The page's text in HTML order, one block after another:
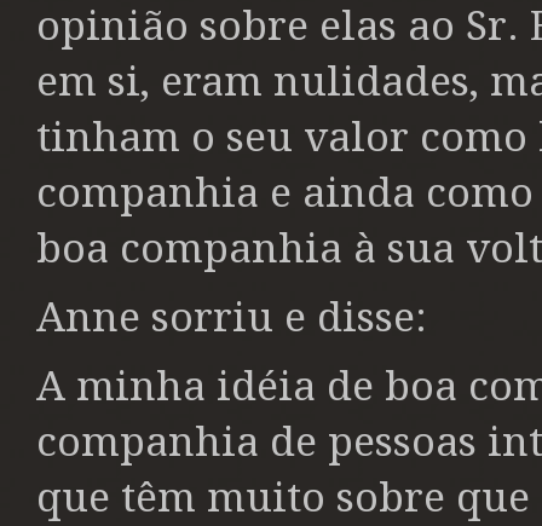
opinião sobre elas ao
em si, eram nulidades,
tinham o seu valor
companhia e ainda
boa companhia à sua
Anne sorriu e disse:
A minha idéia de boa
companhia de pessoas
que têm muito sobre que